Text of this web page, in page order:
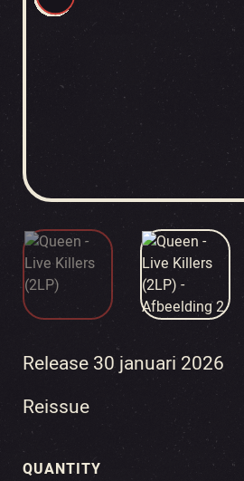
Release 30 januari 2026
Reissue
QUANTITY